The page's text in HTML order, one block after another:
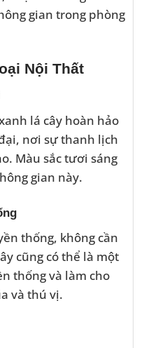
gian trong phòng
Nội Thất
lá cây hoàn hảo
nơi sự thanh lịch
Màu sắc tươi sáng
gian này.
thống, không cần
cũng có thể là một
thống và làm cho
và thú vị.